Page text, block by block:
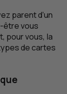
parent d’un
être vous
pour vous, la
de cartes